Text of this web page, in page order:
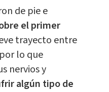
de pie e
el primer
trayecto entre
lo que
nervios y
algún tipo de